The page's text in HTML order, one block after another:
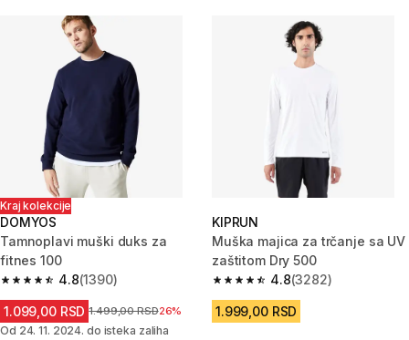
Kraj kolekcije
DOMYOS
Tamnoplavi muški duks za
fitnes 100
4.8
4.8 od 5 zvezdica from 1390 Recenzije
(1390)
1.099,00 RSD Cena pre sniženja
1.499,00 RSD26%
Od 24. 11. 2024. do isteka zaliha
KIPRUN
Muška majica za trčanje sa UV
zaštitom Dry 500
4.8
4.8 od 5 zvezdica from 3282
(3282)
1.999,00 RSD